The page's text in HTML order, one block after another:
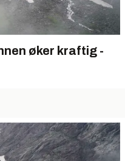
øker kraftig -